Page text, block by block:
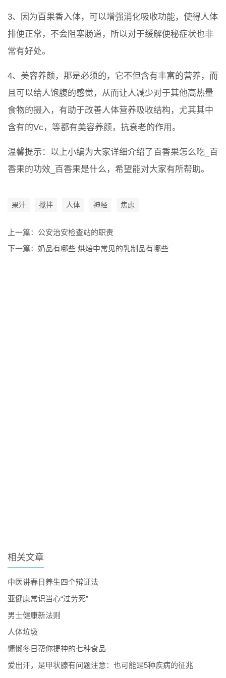
3、因为百果香入体，可以增强消化吸收功能，使得人体
排便正常，不会阻塞肠道，所以对于缓解便秘症状也非
常有好处。
4、美容养颜，那是必须的，它不但含有丰富的营养，而
且可以给人饱腹的感觉，从而让人减少对于其他高热量
食物的摄入，有助于改善人体营养吸收结构，尤其其中
含有的Vc，等都有美容养颜，抗衰老的作用。
温馨提示：以上小编为大家详细介绍了百香果怎么吃_百
香果的功效_百香果是什么，希望能对大家有所帮助。
果汁 搅拌 人体 神经 焦虑
上一篇： 公安治安检查站的职责
下一篇： 奶品有哪些 烘焙中常见的乳制品有哪些
相关文章
中医讲春日养生四个辩证法
亚健康常识当心“过劳死”
男士健康新法则
人体垃圾
慵懒冬日帮你提神的七种食品
爱出汗，是甲状腺有问题注意：也可能是5种疾病的征兆